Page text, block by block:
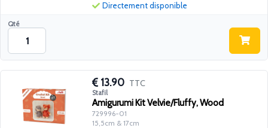
Qté
Directement disponible
13.90 TTC
Stafil
Amigurumi Kit Velvie/Fluffy, Wood
729996-01
15,5cm & 17cm